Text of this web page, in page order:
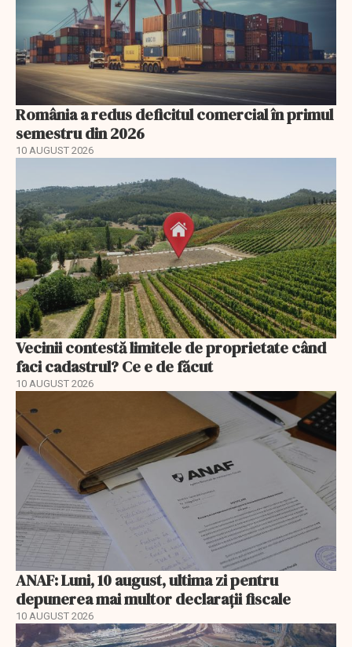
România a redus deficitul comercial în primul
semestru din 2026
10 AUGUST 2026
Vecinii contestă limitele de proprietate când
faci cadastrul? Ce e de făcut
10 AUGUST 2026
ANAF: Luni, 10 august, ultima zi pentru
depunerea mai multor declarații fiscale
10 AUGUST 2026